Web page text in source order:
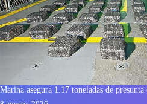
Marina asegura 1.17 toneladas de